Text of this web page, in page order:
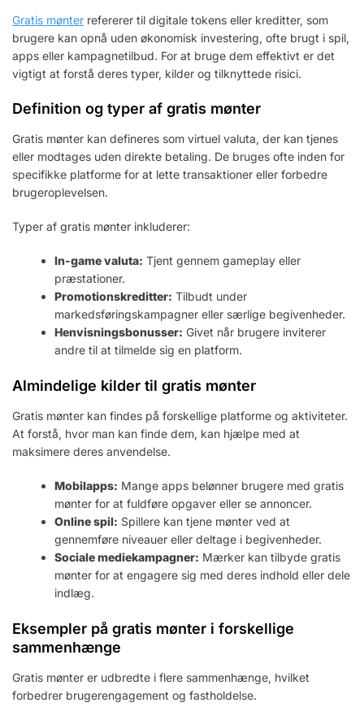
Gratis mønter refererer til digitale tokens eller kreditter, som
brugere kan opnå uden økonomisk investering, ofte brugt i spil,
apps eller kampagnetilbud. For at bruge dem effektivt er det
vigtigt at forstå deres typer, kilder og tilknyttede risici.
Definition og typer af gratis mønter
Gratis mønter kan defineres som virtuel valuta, der kan tjenes
eller modtages uden direkte betaling. De bruges ofte inden for
specifikke platforme for at lette transaktioner eller forbedre
brugeroplevelsen.
Typer af gratis mønter inkluderer:
In-game valuta: Tjent gennem gameplay eller
præstationer.
Promotionskreditter: Tilbudt under
markedsføringskampagner eller særlige begivenheder.
Henvisningsbonusser: Givet når brugere inviterer
andre til at tilmelde sig en platform.
Almindelige kilder til gratis mønter
Gratis mønter kan findes på forskellige platforme og aktiviteter.
At forstå, hvor man kan finde dem, kan hjælpe med at
maksimere deres anvendelse.
Mobilapps: Mange apps belønner brugere med gratis
mønter for at fuldføre opgaver eller se annoncer.
Online spil: Spillere kan tjene mønter ved at
gennemføre niveauer eller deltage i begivenheder.
Sociale mediekampagner: Mærker kan tilbyde gratis
mønter for at engagere sig med deres indhold eller dele
indlæg.
Eksempler på gratis mønter i forskellige
sammenhænge
Gratis mønter er udbredte i flere sammenhænge, hvilket
forbedrer brugerengagement og fastholdelse.